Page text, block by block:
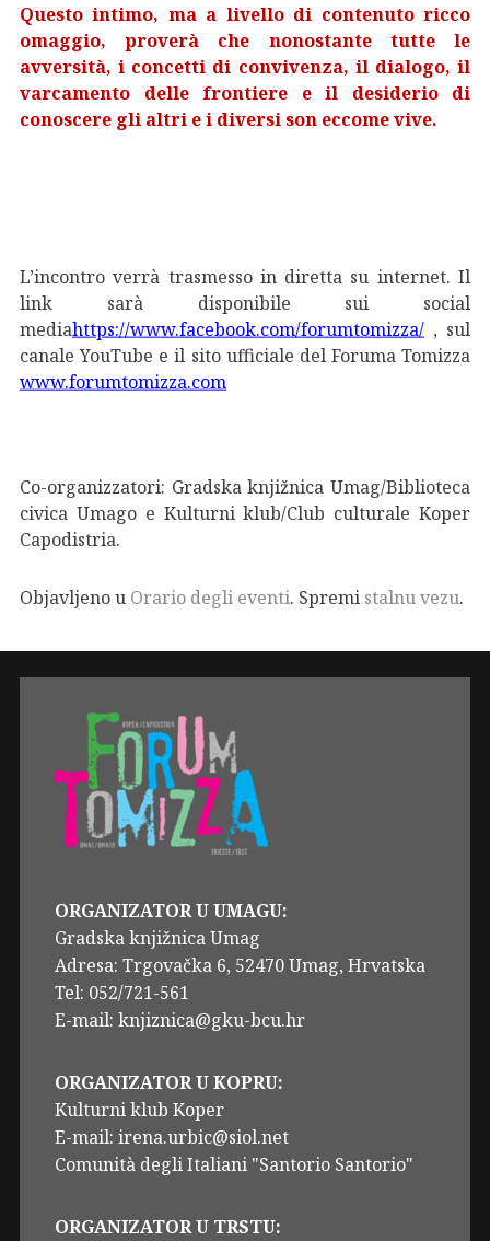
Questointimo, ma a livello di contenuto ricco
omaggio, proverà che nonostante tutte le
avversità, i concetti di convivenza, il dialogo, il
varcamento delle frontiere e il desiderio di
conoscere gli altri e i diversi son eccome vive.
L’incontro verrà trasmesso in diretta su internet. Il
link sarà disponibile sui social
mediahttps://www.facebook.com/forumtomizza/ , sul
canale YouTube e il sito ufficiale del Foruma Tomizza
www.forumtomizza.com
Co-organizzatori: Gradska knjižnica Umag/Biblioteca
civica Umago e Kulturni klub/Club culturale Koper
Capodistria.
Objavljeno u Orario degli eventi. Spremi stalnu vezu.
ORGANIZATOR U UMAGU:
Gradska knjižnica Umag
Adresa: Trgovačka 6, 52470 Umag, Hrvatska
Tel: 052/721-561
E-mail: knjiznica@gku-bcu.hr
ORGANIZATOR U KOPRU:
Kulturni klub Koper
E-mail: irena.urbic@siol.net
Comunità degli Italiani "Santorio Santorio"
ORGANIZATOR U TRSTU: